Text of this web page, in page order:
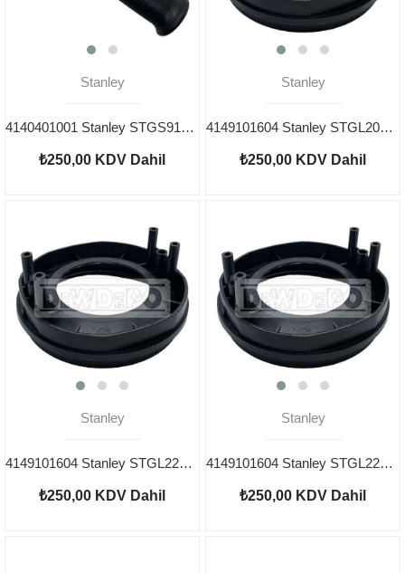
Stanley
4140401001 Stanley STGS9125 Tutma Kolu
₺250,00 KDV Dahil
Stanley
4149101604 Stanley STGL2023 Yastık Tozluk
₺250,00 KDV Dahil
Stanley
4149101604 Stanley STGL2218 Yastık Tozluk
₺250,00 KDV Dahil
Stanley
4149101604 Stanley STGL2223 Yastık Tozluk
₺250,00 KDV Dahil